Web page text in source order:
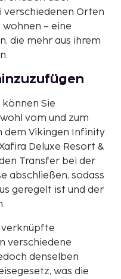
verschiedenen Orten
– eine
die mehr aus ihrem
können Sie
vom und zum
dem Vikingen Infinity
Deluxe Resort &
Transfer bei der
abschließen, sodass
geregelt ist und der
verknüpfte
verschiedene
denselben
was die